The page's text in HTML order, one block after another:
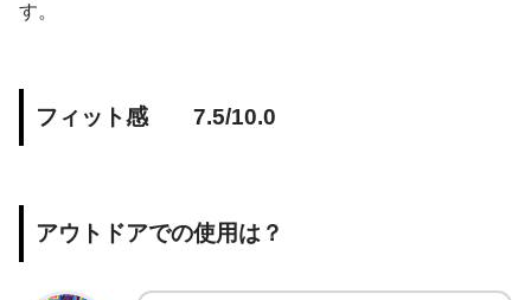
す。
フィット感 7.5/10.0
アウトドアでの使用は？